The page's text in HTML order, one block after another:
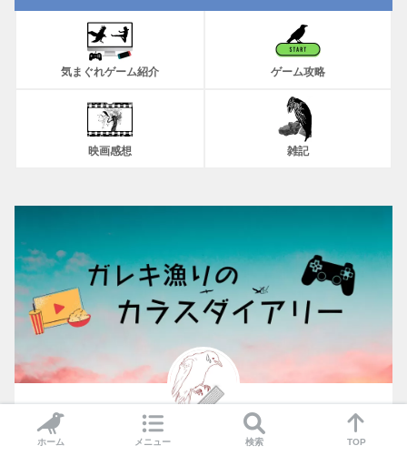
気まぐれゲーム紹介 ゲーム攻略
映画感想 雑記
ホーム メニュー 検索 TOP